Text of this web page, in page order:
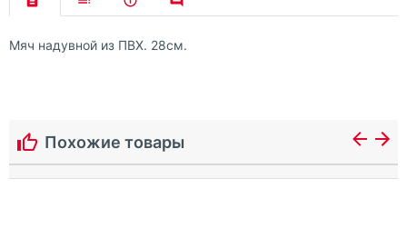
Мяч надувной из ПВХ. 28см.
Похожие товары